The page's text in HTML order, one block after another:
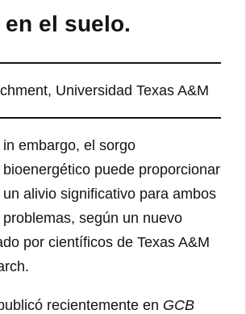
el suelo.
Universidad Texas A&M
in embargo, el sorgo
bioenergético puede proporcionar
un alivio significativo para ambos
problemas, según un nuevo
por científicos de Texas A&M
recientemente en GCB